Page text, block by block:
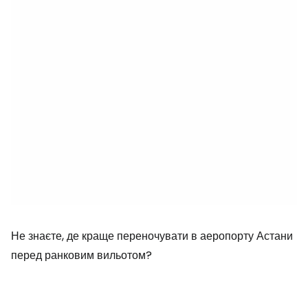
Не знаєте, де краще переночувати в аеропорту Астани
перед ранковим вильотом?